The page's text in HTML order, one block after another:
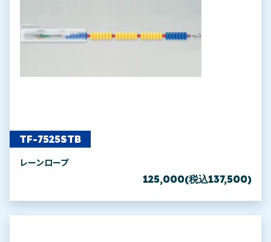
TF-7525STB
レーンロープ
125,000(税込137,500)